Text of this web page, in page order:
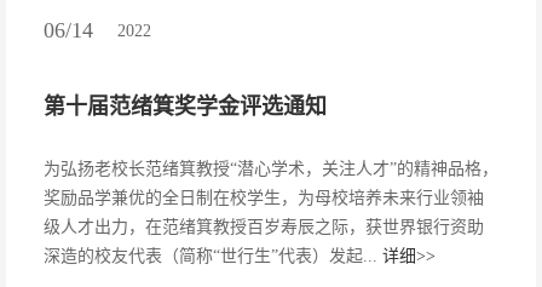
06/14 2022
第十届范绪箕奖学金评选通知
为弘扬老校长范绪箕教授“潜心学术，关注人才”的精神品格，
奖励品学兼优的全日制在校学生，为母校培养未来行业领袖
级人才出力，在范绪箕教授百岁寿辰之际，获世界银行资助
深造的校友代表（简称“世行生”代表）发起... 详细>>